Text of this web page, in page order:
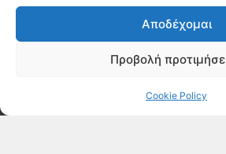
Αποδέχομαι
Προβολή
Cookie Policy